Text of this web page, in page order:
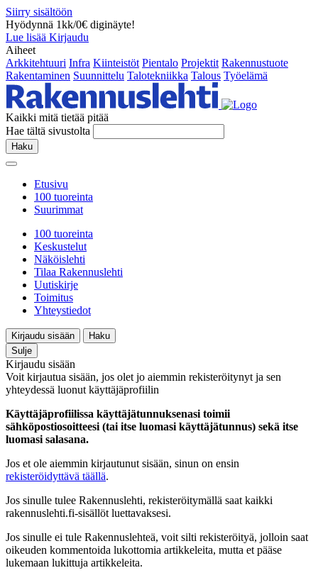
Siirry sisältöön
Hyödynnä 1kk/0€ diginäyte!
Lue lisää Kirjaudu
Aiheet
Arkkitehtuuri Infra Kiinteistöt Pientalo Projektit Rakennustuote
Rakentaminen Suunnittelu Talotekniikka Talous Työelämä
Kaikki mitä tietää pitää
Hae tältä sivustolta
Haku
Etusivu
100 tuoreinta
Suurimmat
100 tuoreinta
Keskustelut
Näköislehti
Tilaa Rakennuslehti
Uutiskirje
Toimitus
Yhteystiedot
Kirjaudu sisään
Haku
Sulje
Kirjaudu sisään
Voit kirjautua sisään, jos olet jo aiemmin rekisteröitynyt ja sen
yhteydessä luonut käyttäjäprofiilin
Käyttäjäprofiilissa käyttäjätunnuksenasi toimii
sähköpostiosoitteesi (tai itse luomasi käyttäjätunnus) sekä itse
luomasi salasana.
Jos et ole aiemmin kirjautunut sisään, sinun on ensin
rekisteröidyttävä täällä.
Jos sinulle tulee Rakennuslehti, rekisteröitymällä saat kaikki
rakennuslehti.fi-sisällöt luettavaksesi.
Jos sinulle ei tule Rakennuslehteä, voit silti rekisteröityä, jolloin saat
oikeuden kommentoida lukottomia artikkeleita, mutta et pääse
lukemaan lukittuja artikkeleita.